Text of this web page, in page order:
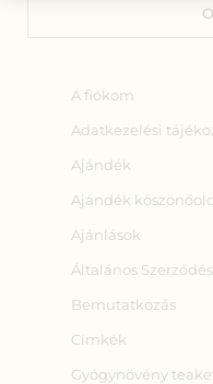
A fiókom
Adatkezelési
Ajándék
Ajándék
Ajánlások
Általános
Bemutatkozás
Címkék
Gyógynövény